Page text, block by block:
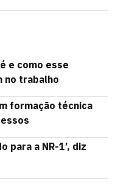
e como esse
no trabalho
formação técnica
para a NR-1’, diz